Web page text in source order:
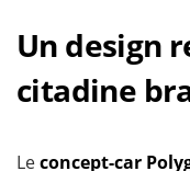
Un design
citadine
Leconcept-car